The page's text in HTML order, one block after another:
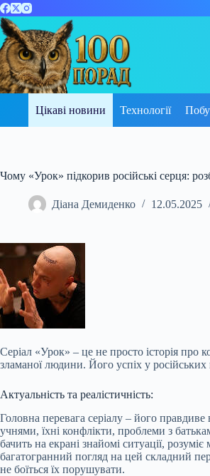
Перейти
до
вмісту
Цікаві новини Технології
Чому «Урок» підкорив російські серця:
Діана Демиденко 12.05.2025
Серіал «Урок» – це не просто історія про
зламаної людини. Його успіх у
Актуальність та реалістичність:
Головна перевага серіалу – його
учнями, їхні конфлікти, проблеми з
бачить на екрані знайомі ситуації,
багатогранний погляд на цей складний
не боїться їх порушувати.